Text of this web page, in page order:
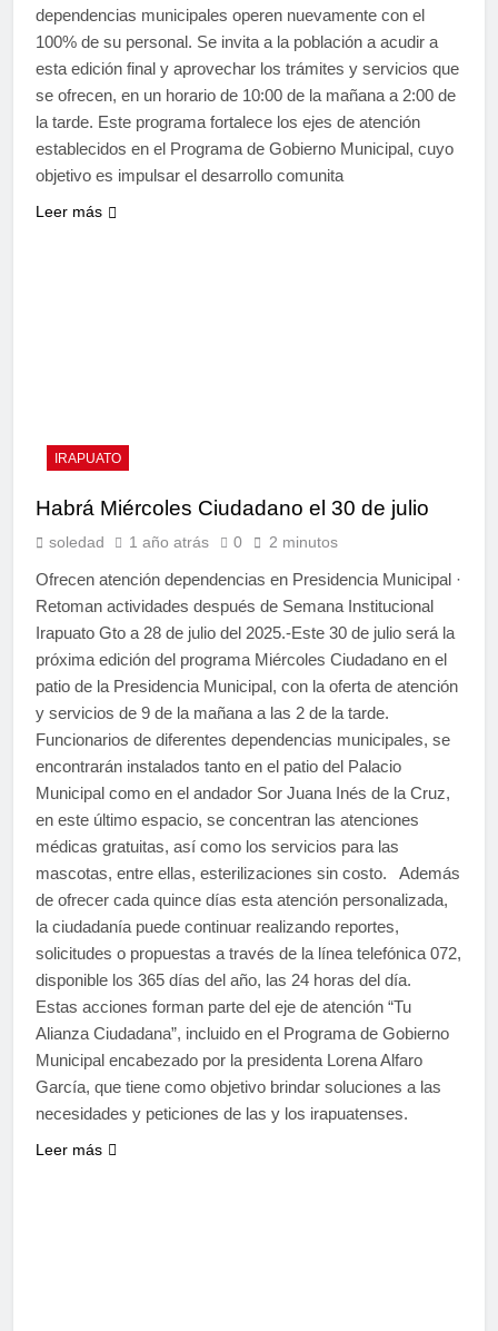
dependencias municipales operen nuevamente con el
100% de su personal. Se invita a la población a acudir a
esta edición final y aprovechar los trámites y servicios que
se ofrecen, en un horario de 10:00 de la mañana a 2:00 de
la tarde. Este programa fortalece los ejes de atención
establecidos en el Programa de Gobierno Municipal, cuyo
objetivo es impulsar el desarrollo comunita
Leer más
IRAPUATO
Habrá Miércoles Ciudadano el 30 de julio
soledad 1 año atrás 0 2 minutos
Ofrecen atención dependencias en Presidencia Municipal ·
Retoman actividades después de Semana Institucional
Irapuato Gto a 28 de julio del 2025.-Este 30 de julio será la
próxima edición del programa Miércoles Ciudadano en el
patio de la Presidencia Municipal, con la oferta de atención
y servicios de 9 de la mañana a las 2 de la tarde.
Funcionarios de diferentes dependencias municipales, se
encontrarán instalados tanto en el patio del Palacio
Municipal como en el andador Sor Juana Inés de la Cruz,
en este último espacio, se concentran las atenciones
médicas gratuitas, así como los servicios para las
mascotas, entre ellas, esterilizaciones sin costo. Además
de ofrecer cada quince días esta atención personalizada,
la ciudadanía puede continuar realizando reportes,
solicitudes o propuestas a través de la línea telefónica 072,
disponible los 365 días del año, las 24 horas del día.
Estas acciones forman parte del eje de atención “Tu
Alianza Ciudadana”, incluido en el Programa de Gobierno
Municipal encabezado por la presidenta Lorena Alfaro
García, que tiene como objetivo brindar soluciones a las
necesidades y peticiones de las y los irapuatenses.
Leer más